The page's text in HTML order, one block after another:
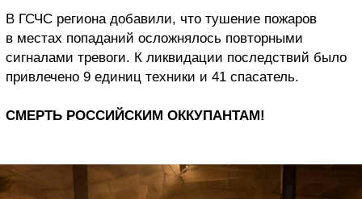
В ГСЧС региона добавили, что тушение пожаров
в местах попаданий осложнялось повторными
сигналами тревоги. К ликвидации последствий было
привлечено 9 единиц техники и 41 спасатель.
СМЕРТЬ РОССИЙСКИМ ОККУПАНТАМ!